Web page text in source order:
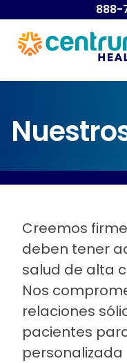
888-
Creemos
deben tener
salud de alta
Nos
relaciones
pacientes